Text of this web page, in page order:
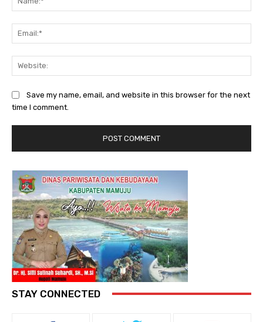
Save my name, email, and website in this browser for the next
time I comment.
STAY CONNECTED